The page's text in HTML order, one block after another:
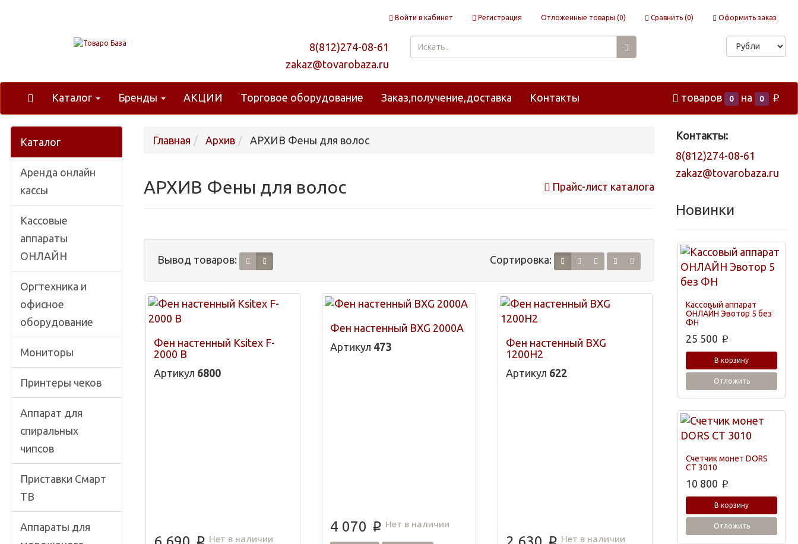
Войти в кабинет Регистрация Отложенные товары (0) Сравнить (0) Оформить заказ
8(812)274-08-61
zakaz@tovarobaza.ru
Каталог Бренды АКЦИИ Торговое оборудование Заказ,получение,доставка Контакты товаров 0 на 0 p
Каталог
Аренда онлайн
кассы
Кассовые
аппараты
ОНЛАЙН
Оргтехника и
офисное
оборудование
Мониторы
Принтеры чеков
Аппарат для
спиральных
чипсов
Приставки Смарт
ТВ
Аппараты для
Главная Архив АРХИВ Фены для волос
Прайс-лист каталога
АРХИВ Фены для волос
Вывод товаров: Сортировка:
Фен настенный Ksitex F-
2000 B
Артикул 6800
Нет в наличии
Фен настенный BXG 2000A
Артикул 473
4 070 p Нет в наличии
Фен настенный BXG
1200H2
Артикул 622
Нет в наличии
Контакты:
8(812)274-08-61
zakaz@tovarobaza.ru
Новинки
Кассовый аппарат
ОНЛАЙН Эвотор 5 без
ФН
25 500 p
В корзину
Отложить
Счетчик монет DORS
CT 3010
10 800 p
В корзину
Отложить